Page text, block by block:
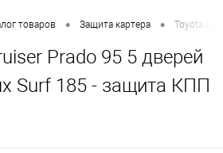
товаров • Защита картера • Toyota
Prado 95 5 дверей
Surf 185 - защита КПП